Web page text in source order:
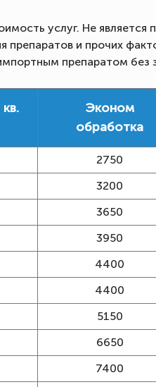
услуг. Не
препаратов и прочих
препаратом без
Эконом
обработка
2750
3200
3650
3950
4400
4400
5150
6650
7400